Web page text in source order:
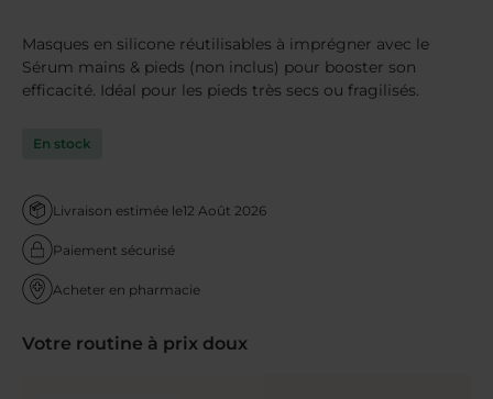
Masques en silicone réutilisables à imprégner avec le
Sérum mains & pieds (non inclus) pour booster son
efficacité. Idéal pour les pieds très secs ou fragilisés.
En stock
Livraison estimée le12 Août 2026
Paiement sécurisé
Acheter en pharmacie
Votre routine à prix doux